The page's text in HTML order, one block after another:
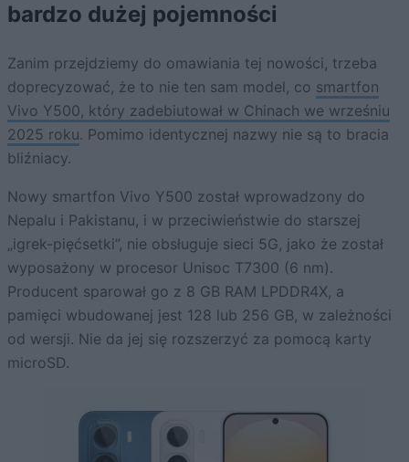
bardzo dużej pojemności
Zanim przejdziemy do omawiania tej nowości, trzeba
doprecyzować, że to nie ten sam model, co smartfon
Vivo Y500, który zadebiutował w Chinach we wrześniu
2025 roku. Pomimo identycznej nazwy nie są to bracia
bliźniacy.
Nowy smartfon Vivo Y500 został wprowadzony do
Nepalu i Pakistanu, i w przeciwieństwie do starszej
„igrek-pięćsetki”, nie obsługuje sieci 5G, jako że został
wyposażony w procesor Unisoc T7300 (6 nm).
Producent sparował go z 8 GB RAM LPDDR4X, a
pamięci wbudowanej jest 128 lub 256 GB, w zależności
od wersji. Nie da jej się rozszerzyć za pomocą karty
microSD.